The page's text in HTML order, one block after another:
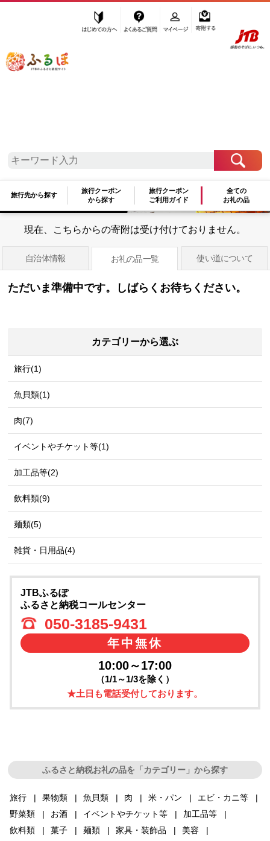
旅行先から探す
旅行クーポン
から探す
旅行クーポン
ご利用ガイド
全ての
お礼の品
北海道
美唄市
現在、こちらからの寄附は受け付けておりません。
自治体情報 お礼の品一覧 使い道について
ただいま準備中です。しばらくお待ちください。
カテゴリーから選ぶ
旅行(1)
魚貝類(1)
肉(7)
イベントやチケット等(1)
加工品等(2)
飲料類(9)
麺類(5)
雑貨・日用品(4)
JTBふるぽ
ふるさと納税コールセンター
050-3185-9431
年中無休
10:00～17:00
（1/1～1/3を除く）
★土日も電話受付しております。
ふるさと納税お礼の品を「カテゴリー」から探す
旅行 果物類 魚貝類 肉 米・パン
エビ・カニ等
野菜類
お酒 イベントやチケット等
加工品等
飲料類
菓子 麺類 家具・装飾品
美容